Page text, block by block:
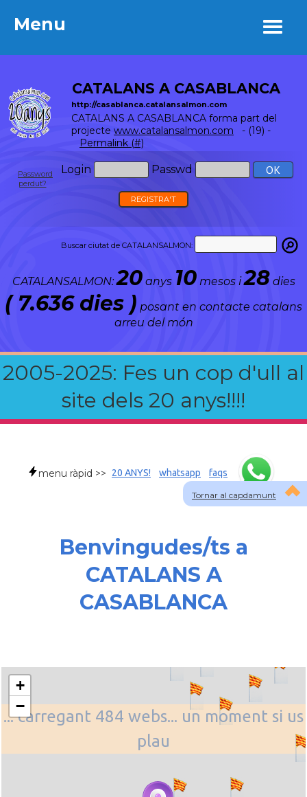
Menu
CATALANS A CASABLANCA
http://casablanca.catalansalmon.com
CATALANS A CASABLANCA forma part del
projecte www.catalansalmon.com - (19) -
Permalink (#)
Login Passwd
Password
perdut?
REGISTRA'T
Buscar ciutat de CATALANSALMON:
CATALANSALMON:20anys 10mesos i28 dies
( 7.636 dies ) posant en contacte catalans
arreu del món
2005-2025: Fes un cop d'ull al
site dels 20 anys!!!!
Menu
Tornar al capdamunt
menu ràpid >> 20 ANYS! whatsapp faqs
Benvingudes/ts a
CATALANS A
CASABLANCA
... carregant 484 webs... un moment si us
plau
+
−